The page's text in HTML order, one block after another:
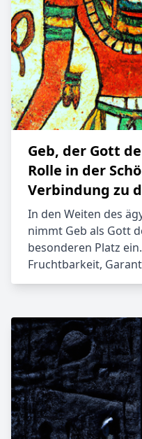
Geb, der Gott
Rolle in der
Verbindung zu
In den Weiten des
nimmt Geb als Gott
besonderen Platz
Fruchtbarkeit,